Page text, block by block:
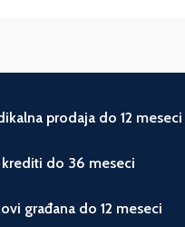
prodaja do 12 meseci
krediti do 36 meseci
građana do 12 meseci